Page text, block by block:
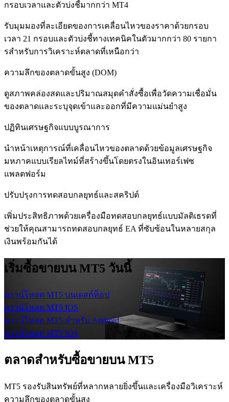
กรอบเวลาและตัวบ่งชี้มากกว่า MT4
รับมุมมองที่ละเอียดของการเคลื่อนไหวของราคาด้วยกรอบ
เวลา 21 กรอบและตัวบ่งชี้ทางเทคนิคในตัวมากกว่า 80 รายกา
รสําหรับการวิเคราะห์ตลาดที่เหนือกว่า
ความลึกของตลาดขั้นสูง (DOM)
ดูสภาพคล่องสดและปริมาณสมุดคําสั่งซื้อเพื่อวัดความเชื่อมั่น
ของตลาดและระบุจุดเข้าและออกที่มีความแม่นยําสูง
ปฏิทินเศรษฐกิจแบบบูรณาการ
นําหน้าเหตุการณ์ที่เคลื่อนไหวของตลาดด้วยข้อมูลเศรษฐกิจ
มหภาคแบบเรียลไทม์ที่สร้างขึ้นโดยตรงในอินเทอร์เฟซ
แพลตฟอร์ม
ปรับปรุงการทดสอบกลยุทธ์และสคริปต์
เพิ่มประสิทธิภาพด้วยเครื่องมือทดสอบกลยุทธ์แบบมัลติเธรดที่
ช่วยให้คุณสามารถทดสอบกลยุทธ์ EA ที่ซับซ้อนในหลายสกุล
เงินพร้อมกันได้
เริ่มซื้อขายบน MT5 วันนี้
ดาวน์โหลด MT5 บนเดสก์ท็อป
ดาวน์โหลด MT5 IOS
ดาวน์โหลด MT5 สําหรับ Android
ดาวน์โหลด MT5 IOS
ตลาดสําหรับซื้อขายบน MT5
MT5 รองรับสินทรัพย์ที่หลากหลายยิ่งขึ้นและเครื่องมือวิเคราะห์
ความลึกของตลาดขั้นสูง